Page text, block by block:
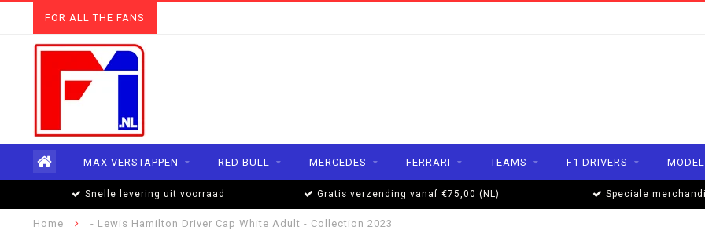
FOR ALL THE FANS
MAX VERSTAPPEN RED BULL MERCEDES FERRARI TEAMS F1 DRIVERS
Snelle levering uit voorraad Gratis verzending vanaf €75,00 (NL) Speciale
Home - Lewis Hamilton Driver Cap White Adult - Collection 2023